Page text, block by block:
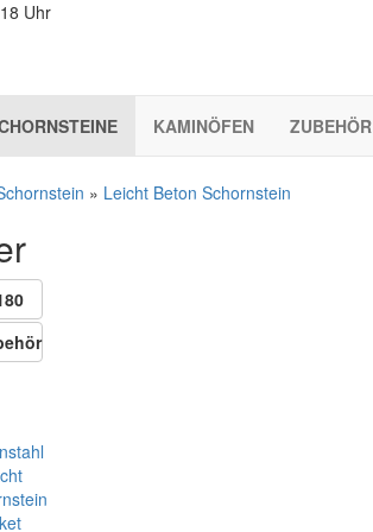
Uhr
KAMINÖFEN ZUBEHÖR
» Leicht Beton Schornstein